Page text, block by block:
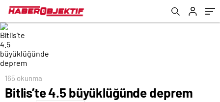
165 okunma
Bitlis’te 4.5 büyüklüğünde deprem